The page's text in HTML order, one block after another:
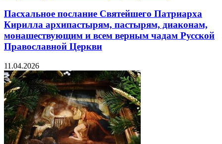
Пасхальное послание Святейшего Патриарха
Кирилла архипастырям, пастырям, диаконам,
монашествующим и всем верным чадам Русской
Православной Церкви
11.04.2026